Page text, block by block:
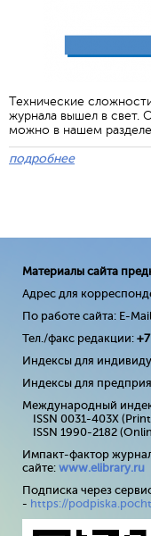
Технические
журнала вышел в свет.
можно в нашем
подробнее
Материалы сайта
Адрес для
По работе сайта: E-
Тел./факс редакции:
Индексы для
Индексы для
Международный
ISSN 0031-403X
ISSN 1990-2182
Импакт-фактор
сайте: www.elibrary.ru
Подписка через
- https://